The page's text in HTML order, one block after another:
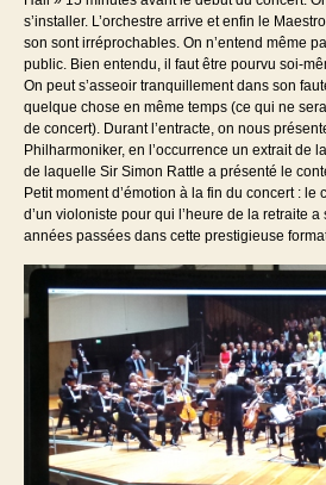
s’installer. L’orchestre arrive et enfin le
son sont irréprochables. On n’entend même
public. Bien entendu, il faut être pourvu soi-
On peut s’asseoir tranquillement dans son
quelque chose en même temps (ce qui ne
de concert). Durant l’entracte, on nous
Philharmoniker, en l’occurrence un extrait de
de laquelle Sir Simon Rattle a présenté le
Petit moment d’émotion à la fin du concert : le
d’un violoniste pour qui l’heure de la retraite
années passées dans cette prestigieuse